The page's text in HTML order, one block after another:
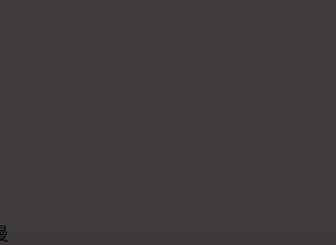
和體驗來篩選內容，以找出與您相似的